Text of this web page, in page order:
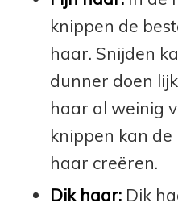
knippen de
haar. Snijden
dunner doen
haar al weinig
knippen kan
haar creëren.
Dik haar:Dik